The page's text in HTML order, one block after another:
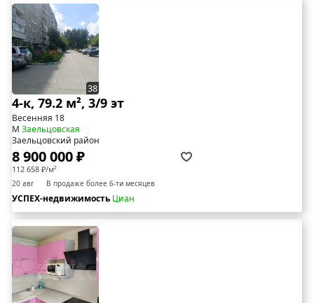
38
4-к, 79.2 м², 3/9 эт
Весенняя 18
М Заельцовская
Заельцовский район
8 900 000 ₽
112 658 ₽/м²
20 авг В продаже более 6-ти месяцев
УСПЕХ-недвижимость Циан